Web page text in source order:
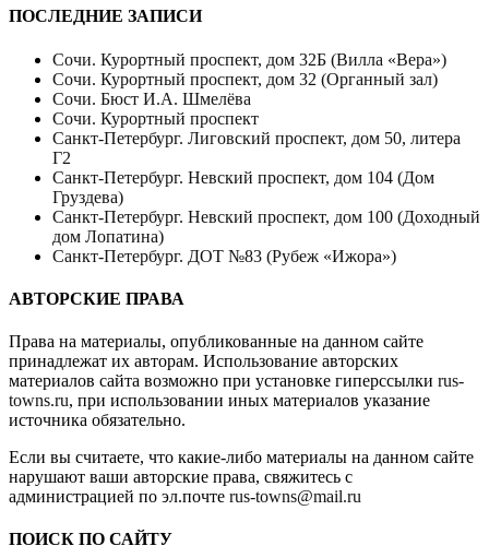
ПОСЛЕДНИЕ ЗАПИСИ
Сочи. Курортный проспект, дом 32Б (Вилла «Вера»)
Сочи. Курортный проспект, дом 32 (Органный зал)
Сочи. Бюст И.А. Шмелёва
Сочи. Курортный проспект
Санкт-Петербург. Лиговский проспект, дом 50, литера
Г2
Санкт-Петербург. Невский проспект, дом 104 (Дом
Груздева)
Санкт-Петербург. Невский проспект, дом 100 (Доходный
дом Лопатина)
Санкт-Петербург. ДОТ №83 (Рубеж «Ижора»)
АВТОРСКИЕ ПРАВА
Права на материалы, опубликованные на данном сайте
принадлежат их авторам. Использование авторских
материалов сайта возможно при установке гиперссылки rus-
towns.ru, при использовании иных материалов указание
источника обязательно.
Если вы считаете, что какие-либо материалы на данном сайте
нарушают ваши авторские права, свяжитесь с
администрацией по эл.почте rus-towns@mail.ru
ПОИСК ПО САЙТУ